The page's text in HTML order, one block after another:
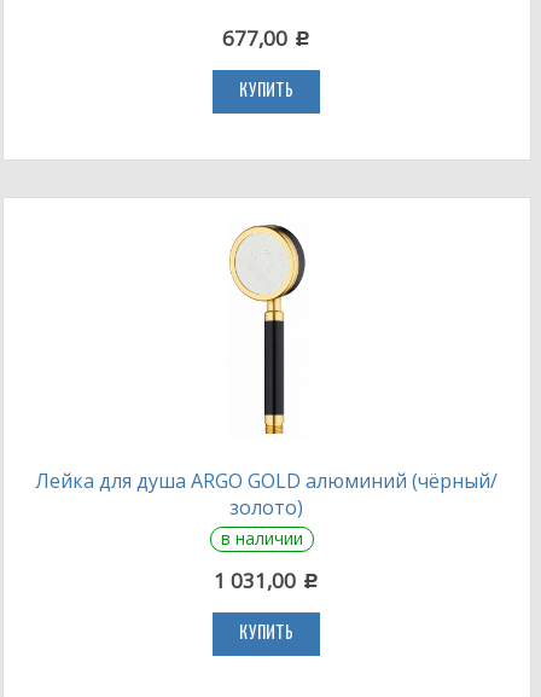
677,00 c
КУПИТЬ
Лейка для душа ARGO GOLD алюминий (чёрный/
золото)
в наличии
1 031,00 c
КУПИТЬ